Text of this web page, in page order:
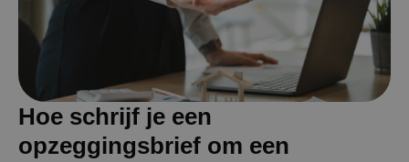
Hoe schrijf je een
opzeggingsbrief om een